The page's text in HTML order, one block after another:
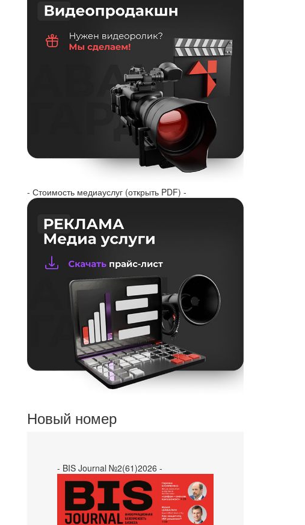
- Стоимость медиауслуг (открыть PDF) -
Новый номер
- BIS Journal №2(61)2026 -